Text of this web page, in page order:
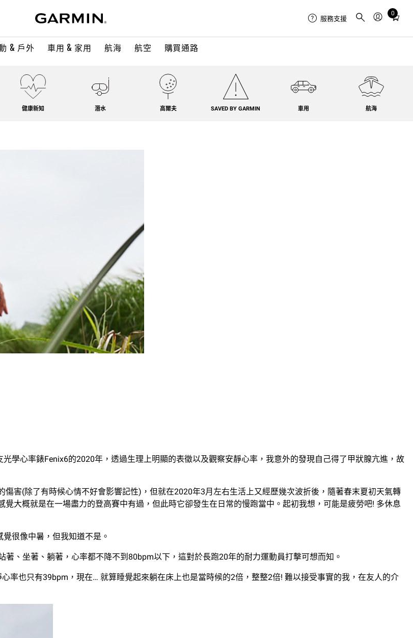
& 戶外 車用 & 家用 航海 航空 購買通路
服務支援
0
Total
in
健康新知 潛水 高爾夫 SAVED BY GARMIN 車用 航海
學心率錶Fenix6的2020年，透過生理上明顯的表徵以及觀察安靜心率，我意外的發現自己得了甲狀腺亢進，故
害(除了有時候心情不好會影響記性)，但就在2020年3月左右生活上又經歷幾次波折後，隨著春末夏初天氣轉
大概就是在一場盡力的登高賽中有過，但此時它卻發生在日常的慢跑當中。起初我想，可能是疲勞吧! 多休息
很像中暑，但我知道不是。
、坐著、躺著，心率都不降不到80bpm以下，這對於長跑20年的耐力運動員打擊可想而知。
率也只有39bpm，現在… 就算睡覺起來躺在床上也是當時候的2倍，整整2倍! 難以接受事實的我，在友人的介